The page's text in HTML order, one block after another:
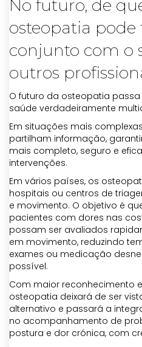
No futuro, de
osteopatia
conjunto com o
outros
O futuro da osteopatia
saúde verdadeiramente
Em situações mais
partilham informação,
mais completo, seguro e
intervenções.
Em vários países, os
hospitais ou centros de
e movimento. O objetivo é
pacientes com dores nas
possam ser avaliados
em movimento, reduzindo
exames ou medicação
possível.
Com maior reconhecimento
osteopatia deixará de ser
alternativo e passará a
no acompanhamento de
postura e dor crónica, com